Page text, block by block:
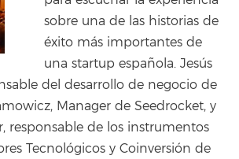
sobre una de las historias de
éxito más importantes de
una startup española. Jesús
del desarrollo de negocio de
Manager de Seedrocket, y
responsable de los instrumentos
Tecnológicos y Coinversión de